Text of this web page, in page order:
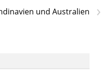
›
und Australien